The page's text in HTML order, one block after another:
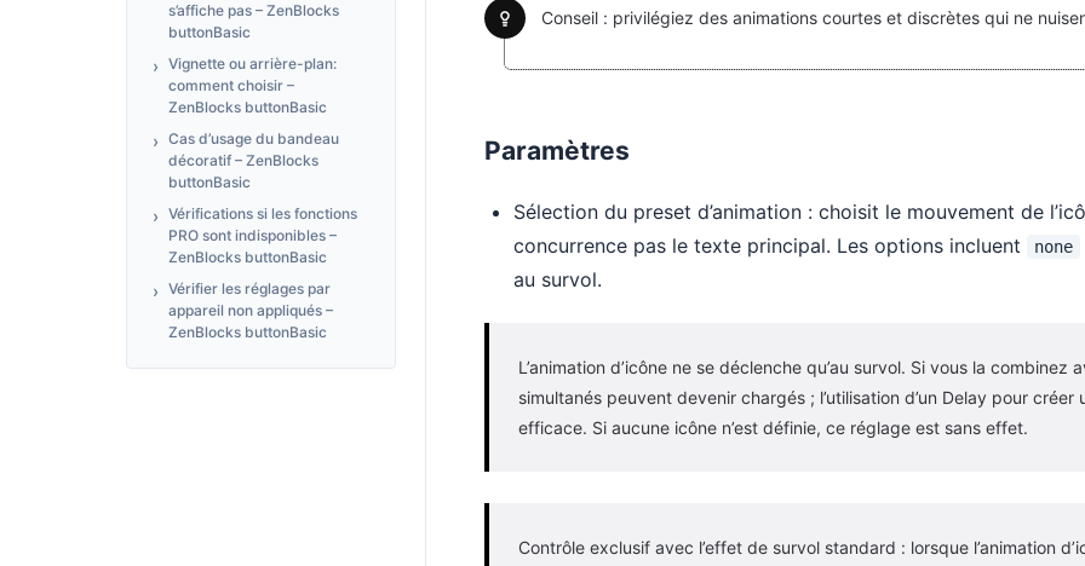
s’affiche pas – ZenBlocks
buttonBasic
Vignette ou arrière-plan:
comment choisir –
ZenBlocks buttonBasic
Cas d’usage du bandeau
décoratif – ZenBlocks
buttonBasic
Vérifications si les fonctions
PRO sont indisponibles –
ZenBlocks buttonBasic
Vérifier les réglages par
appareil non appliqués –
ZenBlocks buttonBasic
Conseil : privilégiez des animations courtes et discrètes qui ne
Paramètres
Sélection du preset d’animation : choisit le mouvement de
concurrence pas le texte principal. Les options incluent
none
au survol.
L’animation d’icône ne se déclenche qu’au survol. Si vous la
simultanés peuvent devenir chargés ; l’utilisation d’un Delay pour
efficace. Si aucune icône n’est définie, ce réglage est sans effet.
Contrôle exclusif avec l’effet de survol standard : lorsque l’animation